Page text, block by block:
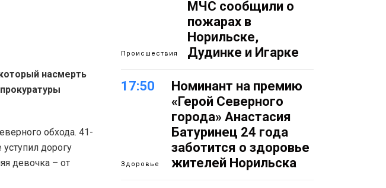
насмерть
обхода. 41-
дорогу
девочка – от
Происшествия
МЧС сообщили о
пожарах в
Норильске,
Дудинке и Игарке
17:50
Здоровье
Номинант на премию
«Герой Северного
города» Анастасия
Батуринец 24 года
заботится о здоровье
жителей Норильска